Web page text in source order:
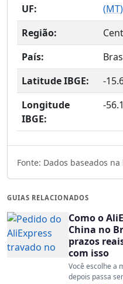
UF: (MT
Região:
País:
Latitude IBGE:
-
Longitude
IBGE:
-
Fonte: Dados baseados
GUIAS RELACIONADOS
Como o
China no
prazos
com isso
Você escolhe a
depois passa